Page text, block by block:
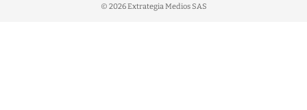
© 2026 Extrategia Medios SAS